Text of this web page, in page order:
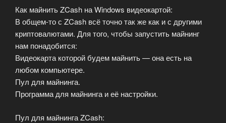
Как майнить ZCash на Windows видеокартой:
В общем-то с ZCash всё точно так же как и с другими
криптовалютами. Для того, чтобы запустить майнинг
нам понадобится:
Видеокарта которой будем майнить — она есть на
любом компьютере.
Пул для майнинга.
Программа для майнинга и её настройки.
Пул для майнинга ZCash: